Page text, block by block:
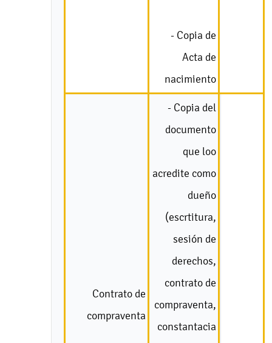
- Copia de
Acta de
nacimiento
Contrato de
compraventa
- Copia del
documento
que loo
acredite como
dueño
(escrtitura,
sesión de
derechos,
contrato de
compraventa,
constantacia